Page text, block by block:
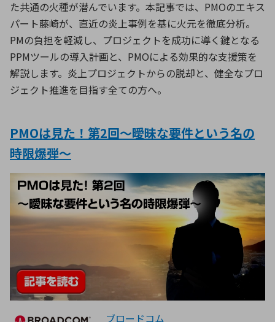
た共通の火種が潜んでいます。本記事では、 PMOのエキス
パート藤崎が、直近の炎上事例を基に火元を徹底分析。
PMの負担を軽減し、プロジェクトを成功に導く鍵となる
PPMツールの導入計画と、 PMOによる効果的な支援策を
解説します。炎上プロジェクトからの脱却と、健全なプロ
ジェクト推進を目指す全ての方へ。
PMOは見た！第2回～曖昧な要件という名の
時限爆弾～
ブロードコム